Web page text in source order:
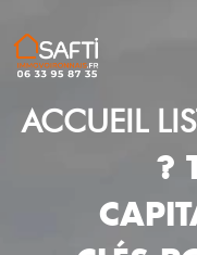
ACCUEIL
?